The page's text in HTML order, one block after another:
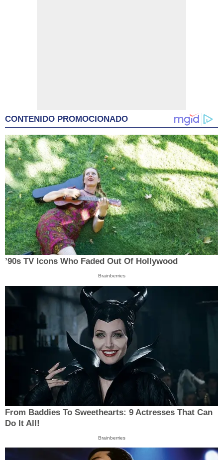
CONTENIDO PROMOCIONADO
’90s TV Icons Who Faded Out Of Hollywood
Brainberries
From Baddies To Sweethearts: 9 Actresses That Can
Do It All!
Brainberries